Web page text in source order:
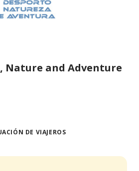
Nature and Adventure
DE VIAJEROS